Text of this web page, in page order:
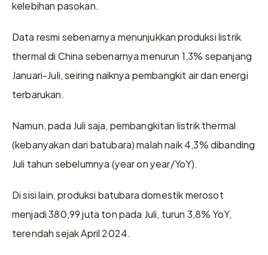
kelebihan pasokan.
Data resmi sebenarnya menunjukkan produksi listrik
thermal di China sebenarnya menurun 1,3% sepanjang
Januari-Juli, seiring naiknya pembangkit air dan energi
terbarukan.
Namun, pada Juli saja, pembangkitan listrik thermal
(kebanyakan dari batubara) malah naik 4,3% dibanding
Juli tahun sebelumnya (year on year/YoY).
Di sisi lain, produksi batubara domestik merosot
menjadi 380,99 juta ton pada Juli, turun 3,8% YoY,
terendah sejak April 2024.